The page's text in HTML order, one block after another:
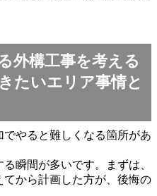
外構工事を考える
たいエリア事情と
でやると難しくなる箇所があ
瞬間が多いです。まずは、
から計画した方が、後悔の